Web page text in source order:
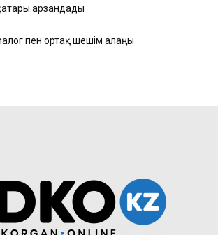
арзандады
пен ортақ шешім алаңы